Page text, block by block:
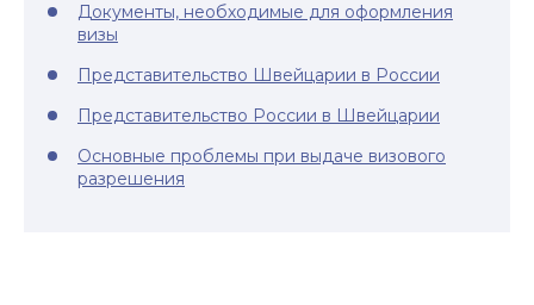
Документы, необходимые для оформления
визы
Представительство Швейцарии в России
Представительство России в Швейцарии
Основные проблемы при выдаче визового
разрешения